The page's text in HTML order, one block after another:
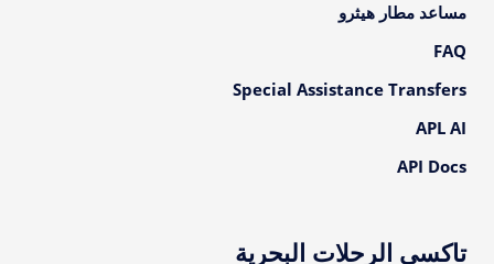
مساعد مطار هيثرو
FAQ
Special Assistance Transfers
APL AI
API Docs
تاكسي الرحلات البحرية